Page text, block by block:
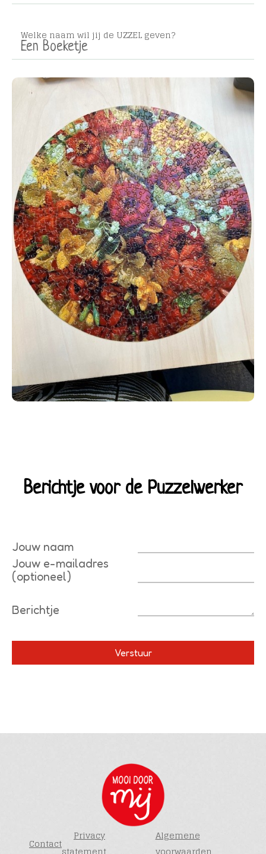
Welke naam wil jij de UZZEL geven?
Een Boeketje
Berichtje voor de Puzzelwerker
Jouw naam
Jouw e-mailadres
(optioneel)
Berichtje
Contact
Privacy
Algemene